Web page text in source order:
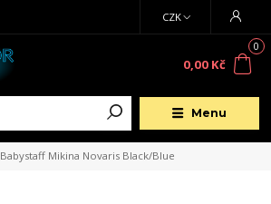
Menu
CZK
0
0,00 Kč
Babystaff Mikina Novaris Black/Blue